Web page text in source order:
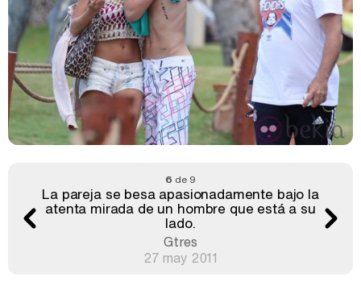
6 de 9
La pareja se besa apasionadamente bajo la
atenta mirada de un hombre que está a su
lado.
Gtres
27 may 2011